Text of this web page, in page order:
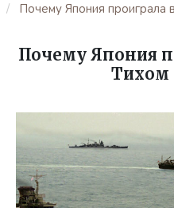
Почему Япония проиграла
Почему Япония
Тихом